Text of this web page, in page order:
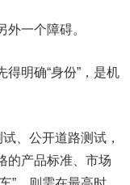
一个障碍。
明确“身份”，是机
、公开道路测试，
的产品标准、市场